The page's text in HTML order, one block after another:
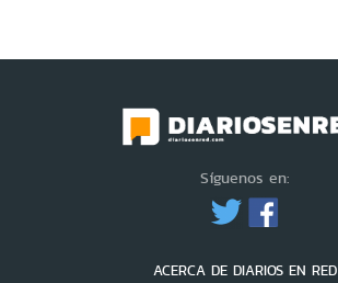
Síguenos en:
ACERCA DE DIARIOS EN RED